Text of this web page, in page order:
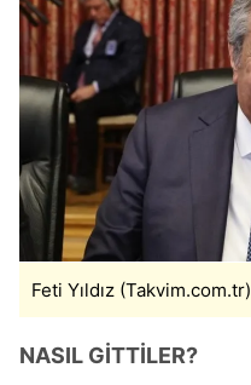
Feti Yıldız (Takvim.com.tr)
NASIL GİTTİLER?